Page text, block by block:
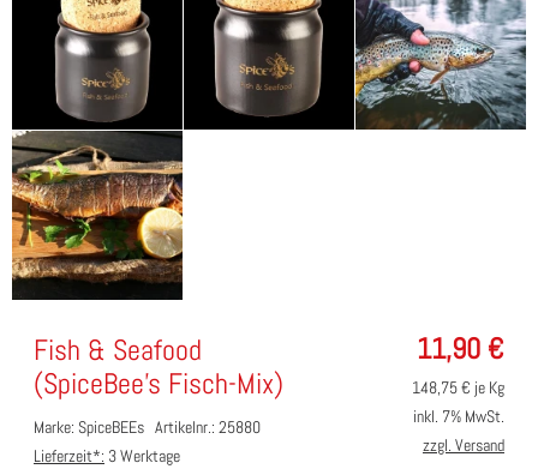
11,90 €
Fish & Seafood
(SpiceBee's Fisch-Mix)
Marke: SpiceBEEs Artikelnr.: 25880
Lieferzeit*: 3 Werktage
148,75€ je Kg
inkl. 7% MwSt.
zzgl. Versand